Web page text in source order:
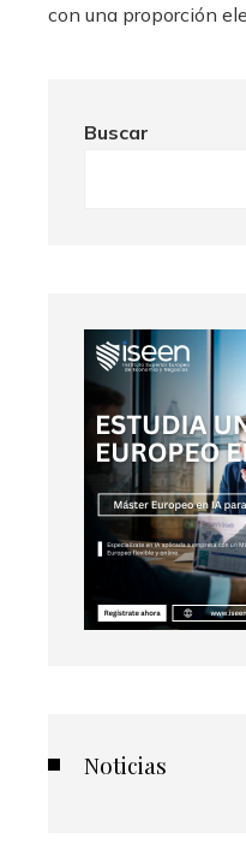
con una proporción
Buscar
Noticias